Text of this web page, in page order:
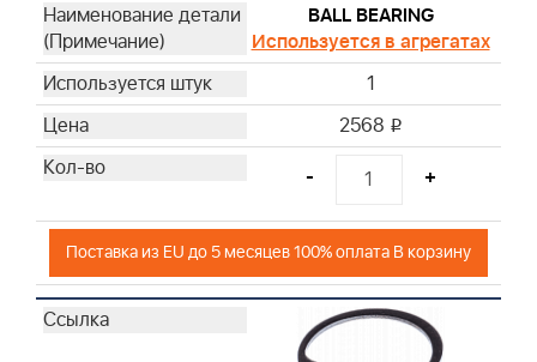
BALL BEARING
Используется в агрегатах
1
2568 i
- +
Поставка из EU до 5 месяцев 100% оплата В корзину